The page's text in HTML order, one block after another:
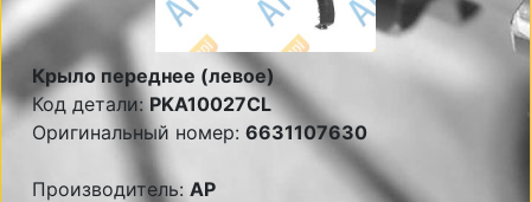
Крыло переднее (левое)
Код детали: PKA10027CL
Оригинальный номер: 6631107630
Производитель: AP